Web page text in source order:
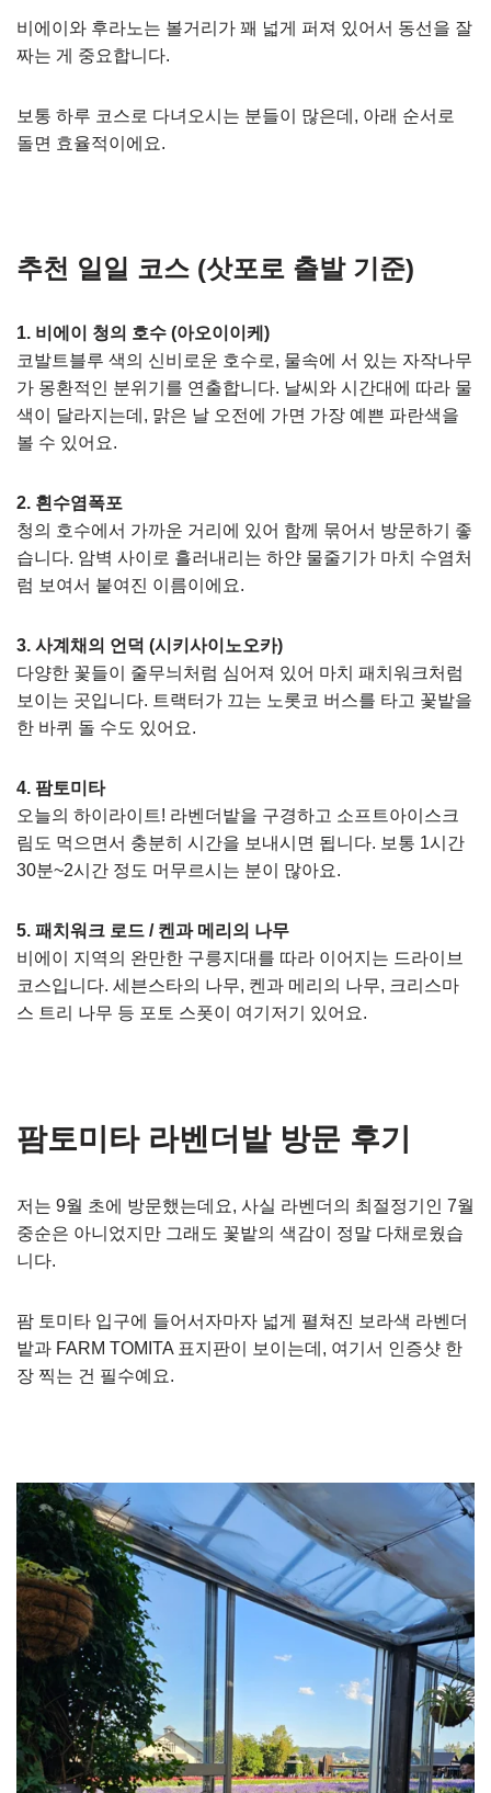
비에이와 후라노는 볼거리가 꽤 넓게 퍼져 있어서 동선을 잘
짜는 게 중요합니다.
보통 하루 코스로 다녀오시는 분들이 많은데, 아래 순서로
돌면 효율적이에요.
추천 일일 코스 (삿포로 출발 기준)
1. 비에이 청의 호수 (아오이이케)
코발트블루 색의 신비로운 호수로, 물속에 서 있는 자작나무
가 몽환적인 분위기를 연출합니다. 날씨와 시간대에 따라 물
색이 달라지는데, 맑은 날 오전에 가면 가장 예쁜 파란색을
볼 수 있어요.
2. 흰수염폭포
청의 호수에서 가까운 거리에 있어 함께 묶어서 방문하기 좋
습니다. 암벽 사이로 흘러내리는 하얀 물줄기가 마치 수염처
럼 보여서 붙여진 이름이에요.
3. 사계채의 언덕 (시키사이노오카)
다양한 꽃들이 줄무늬처럼 심어져 있어 마치 패치워크처럼
보이는 곳입니다. 트랙터가 끄는 노롯코 버스를 타고 꽃밭을
한 바퀴 돌 수도 있어요.
4. 팜토미타
오늘의 하이라이트! 라벤더밭을 구경하고 소프트아이스크
림도 먹으면서 충분히 시간을 보내시면 됩니다. 보통 1시간
30분~2시간 정도 머무르시는 분이 많아요.
5. 패치워크 로드 / 켄과 메리의 나무
비에이 지역의 완만한 구릉지대를 따라 이어지는 드라이브
코스입니다. 세븐스타의 나무, 켄과 메리의 나무, 크리스마
스 트리 나무 등 포토 스폿이 여기저기 있어요.
팜토미타 라벤더밭 방문 후기
저는 9월 초에 방문했는데요, 사실 라벤더의 최절정기인 7월
중순은 아니었지만 그래도 꽃밭의 색감이 정말 다채로웠습
니다.
팜 토미타 입구에 들어서자마자 넓게 펼쳐진 보라색 라벤더
밭과 FARM TOMITA 표지판이 보이는데, 여기서 인증샷 한
장 찍는 건 필수예요.